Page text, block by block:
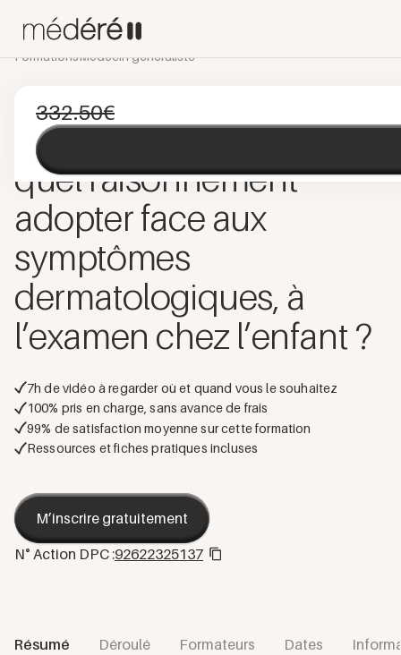
FormationsMédecin généraliste
Pathologies digestives:
quel raisonnement
adopter face aux
symptômes
dermatologiques, à
l’examen chez l’enfant ?
7h de vidéo à regarder où et quand vous le souhaitez
100% pris en charge, sans avance de frais
99% de satisfaction moyenne sur cette formation
Ressources et fiches pratiques incluses
M’inscrire gratuitement
N° Action DPC :92622325137
Résumé Déroulé Formateurs Dates
332.50€